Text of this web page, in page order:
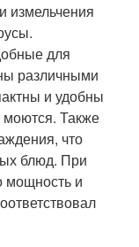
измельчения
для
различными
и удобны
моются. Также
что
блюд. При
мощность и